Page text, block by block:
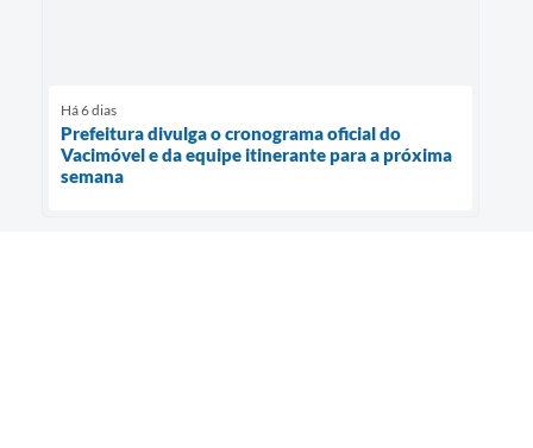
Há 6 dias
Prefeitura divulga o cronograma oficial do
Vacimóvel e da equipe itinerante para a próxima
semana